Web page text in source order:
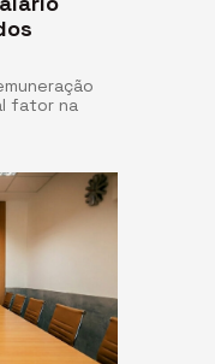
fator na